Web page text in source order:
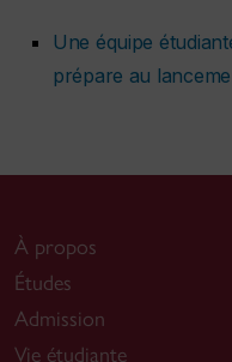
Une équipe
prépare au
À propos
Études
Admission
Vie étudiante